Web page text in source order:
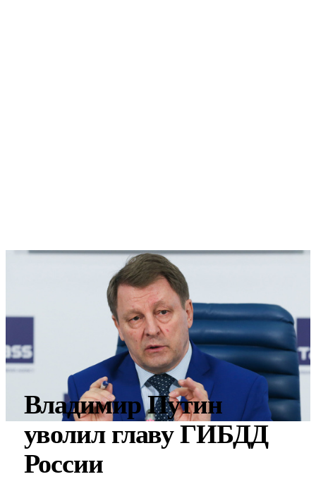
Владимир Путин
уволил главу ГИБДД
России